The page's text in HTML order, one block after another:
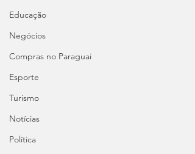
Educação
Negócios
Compras no Paraguai
Esporte
Turismo
Notícias
Política